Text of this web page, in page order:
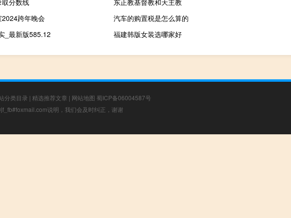
分数线
东正教基督教和天主教
跨年晚会
汽车的购置税是怎么算的
_最新版585.12
福建韩版女装选哪家好
分类目录 | 精选推荐文章 | 网站地图 蜀ICP备06004587号
说明，我们会及时纠正，谢谢